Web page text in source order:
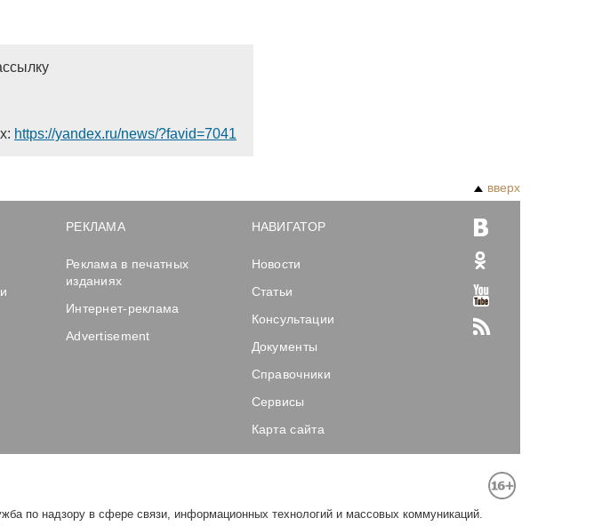
https://yandex.ru/news/?favid=7041
вверх
РЕКЛАМА
Реклама в печатных
изданиях
Интернет-реклама
Advertisement
НАВИГАТОР
Новости
Статьи
Консультации
Документы
Справочники
Сервисы
Карта сайта
по надзору в сфере связи, информационных технологий и массовых коммуникаций.